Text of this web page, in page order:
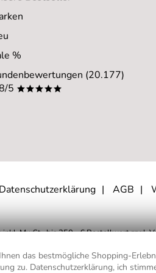
das bestmögliche Shopping-
zu. Datenschutzerklärung, ich
%
(20.177)
5 *****
Datenschutzerklärung AGB
inkl. MwSt., bis 250,- € Bestellwert zzgl.
nach Deutschland. Lieferzeiten für